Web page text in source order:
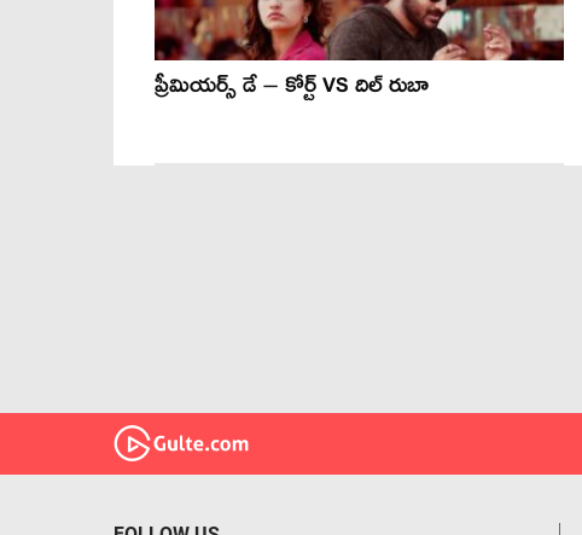
ప్రీమియర్స్ డే – కోర్ట్ VS దిల్ రుబా